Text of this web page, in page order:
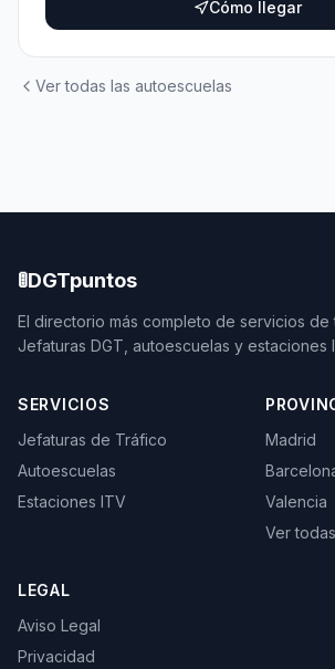
Cómo llegar
Ver todas las autoescuelas
🚦DGTpuntos
El directorio más completo de servicios de
Jefaturas DGT, autoescuelas y estaciones
SERVICIOS
Jefaturas de Tráfico
Autoescuelas
Estaciones ITV
Madrid
Valencia
Ver
LEGAL
Aviso Legal
Privacidad